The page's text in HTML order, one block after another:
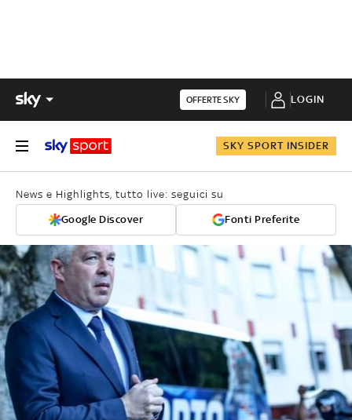
OFFERTE SKY LOGIN
SKY SPORT INSIDER
News e Highlights, tutto live: seguici su
Google Discover Fonti Preferite